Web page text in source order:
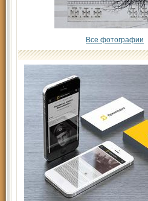
Все фотографии